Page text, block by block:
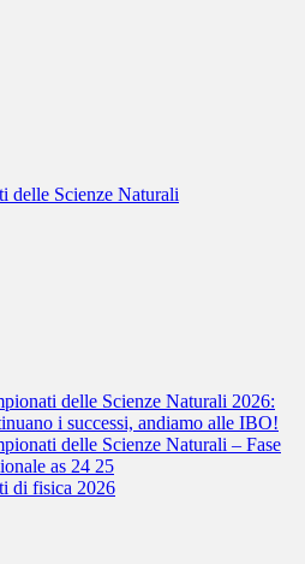
delle Scienze Naturali
delle Scienze Naturali 2026:
i successi, andiamo alle IBO!
delle Scienze Naturali – Fase
as 24 25
di fisica 2026